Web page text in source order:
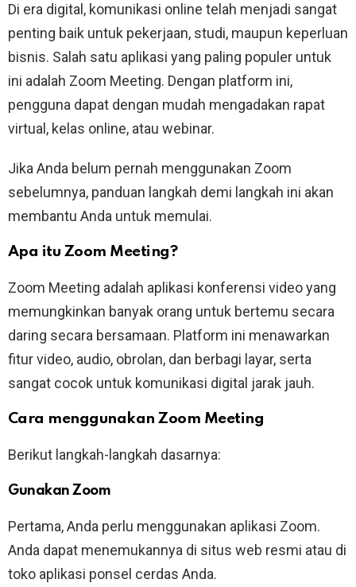
Di era digital, komunikasi online telah menjadi sangat
penting baik untuk pekerjaan, studi, maupun keperluan
bisnis. Salah satu aplikasi yang paling populer untuk
ini adalah Zoom Meeting. Dengan platform ini,
pengguna dapat dengan mudah mengadakan rapat
virtual, kelas online, atau webinar.
Jika Anda belum pernah menggunakan Zoom
sebelumnya, panduan langkah demi langkah ini akan
membantu Anda untuk memulai.
Apa itu Zoom Meeting?
Zoom Meeting adalah aplikasi konferensi video yang
memungkinkan banyak orang untuk bertemu secara
daring secara bersamaan. Platform ini menawarkan
fitur video, audio, obrolan, dan berbagi layar, serta
sangat cocok untuk komunikasi digital jarak jauh.
Cara menggunakan Zoom Meeting
Berikut langkah-langkah dasarnya:
Gunakan Zoom
Pertama, Anda perlu menggunakan aplikasi Zoom.
Anda dapat menemukannya di situs web resmi atau di
toko aplikasi ponsel cerdas Anda.